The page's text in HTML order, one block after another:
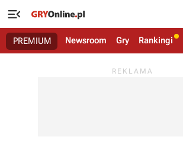

PREMIUM Newsroom Gry Rankingi